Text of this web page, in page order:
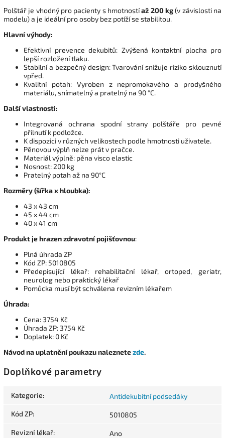
Polštář je vhodný pro pacienty s hmotnostíaž 200 kg(v závislosti na
modelu) a je ideální pro osoby bez potíží se stabilitou.
Hlavní výhody:
Efektivní prevence dekubitů: Zvýšená kontaktní plocha pro
lepší rozložení tlaku.
Stabilní a bezpečný design: Tvarování snižuje riziko sklouznutí
vpřed.
Kvalitní potah: Vyroben z nepromokavého a prodyšného
materiálu, snímatelný a pratelný na 90 °C.
Další vlastnosti:
Integrovaná ochrana spodní strany polštáře pro pevné
přilnutí k podložce.
K dispozici v různých velikostech podle hmotnosti uživatele.
Pěnovou výplň nelze prát v pračce.
Materiál výplně: pěna visco elastic
Nosnost: 200 kg
Pratelný potah až na 90°C
Rozměry (šířka x hloubka):
43 x 43 cm
45 x 44 cm
40 x 41 cm
Produkt je hrazen zdravotní pojišťovnou:
Plná úhrada ZP
Kód ZP: 5010805
Předepisující lékař: rehabilitační lékař, ortoped, geriatr,
neurolog nebo praktický lékař
Pomůcka musí být schválena revizním lékařem
Úhrada:
Cena: 3754 Kč
Úhrada ZP: 3754 Kč
Doplatek: 0 Kč
Návod na uplatnění poukazu naleznetezde.
Doplňkové parametry
Kategorie: Antidekubitní podsedáky
Kód ZP: 5010805
Revizní lékař: Ano